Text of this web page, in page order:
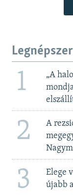
1
„A
2
A
3
Elege
újabb